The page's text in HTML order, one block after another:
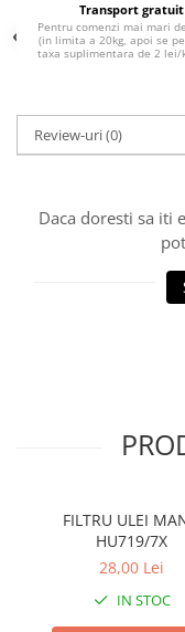
Transport gratuit
Pentru comenzi mai mari
(in limita a 20kg, apoi se
taxa suplimentara de 2 lei/
Review-uri(0)
Daca doresti sa iti
FILTRU ULEI
HU719/7X
28,00 Lei
IN STOC